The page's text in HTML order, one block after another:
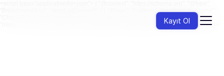
"BreadcrumbList", "itemListElement": [ { "@type": "ListItem", "position": 1, "name":
"Chat GPT", "item": "https://jenni.ai/chat-gpt/" }, { "@type": "ListItem", "position": 2,
"name": "Nasıl Kullanılır", "item": "https://jenni.ai/chat-gpt/how-to-use" } ] } </script>
Kayıt Ol